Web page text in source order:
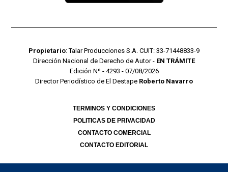
Propietario: Talar Producciones S.A. CUIT: 33-71448833-9
Dirección Nacional de Derecho de Autor - EN TRÁMITE
Edición Nº - 4293 - 07/08/2026
Director Periodístico de El Destape Roberto Navarro
TERMINOS Y CONDICIONES
POLITICAS DE PRIVACIDAD
CONTACTO COMERCIAL
CONTACTO EDITORIAL